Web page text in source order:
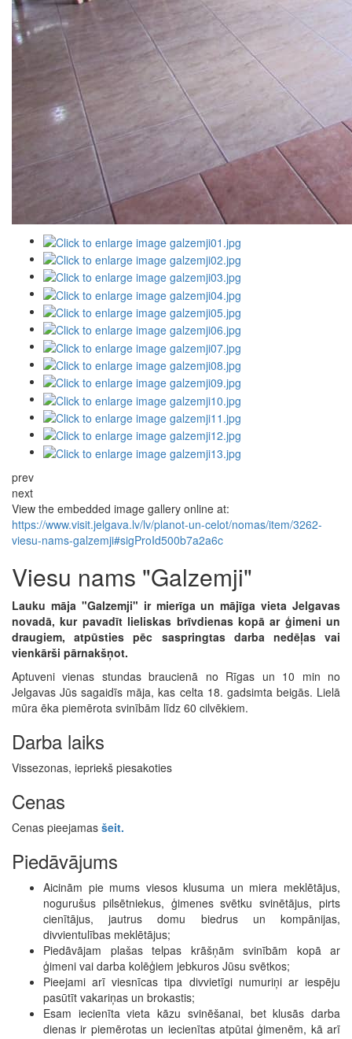
prev
next
View the embedded image gallery online at:
https://www.visit.jelgava.lv/lv/planot-un-celot/nomas/item/3262-
viesu-nams-galzemji#sigProId500b7a2a6c
Viesu nams "Galzemji"
Lauku māja "Galzemji" ir mierīga un mājīga vieta Jelgavas
novadā, kur pavadīt lieliskas brīvdienas kopā ar ģimeni un
draugiem, atpūsties pēc saspringtas darba nedēļas vai
vienkārši pārnakšņot.
Aptuveni vienas stundas braucienā no Rīgas un 10 min no
Jelgavas Jūs sagaidīs māja, kas celta 18. gadsimta beigās. Lielā
mūra ēka piemērota svinībām līdz 60 cilvēkiem.
Darba laiks
Vissezonas, iepriekš piesakoties
Cenas
Cenas pieejamas šeit.
Piedāvājums
Aicinām pie mums viesos klusuma un miera meklētājus,
nogurušus pilsētniekus, ģimenes svētku svinētājus, pirts
cienītājus, jautrus domu biedrus un kompānijas,
divvientulības meklētājus;
Piedāvājam plašas telpas krāšņām svinībām kopā ar
ģimeni vai darba kolēģiem jebkuros Jūsu svētkos;
Pieejami arī viesnīcas tipa divvietīgi numuriņi ar iespēju
pasūtīt vakariņas un brokastis;
Esam iecienīta vieta kāzu svinēšanai, bet klusās darba
dienas ir piemērotas un iecienītas atpūtai ģimenēm, kā arī